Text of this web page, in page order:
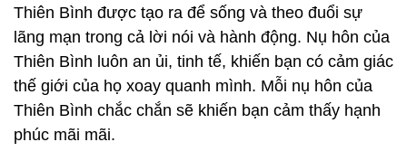
Thiên Bình được tạo ra để sống và theo đuổi sự
lãng mạn trong cả lời nói và hành động. Nụ hôn của
Thiên Bình luôn an ủi, tinh tế, khiến bạn có cảm giác
thế giới của họ xoay quanh mình. Mỗi nụ hôn của
Thiên Bình chắc chắn sẽ khiến bạn cảm thấy hạnh
phúc mãi mãi.